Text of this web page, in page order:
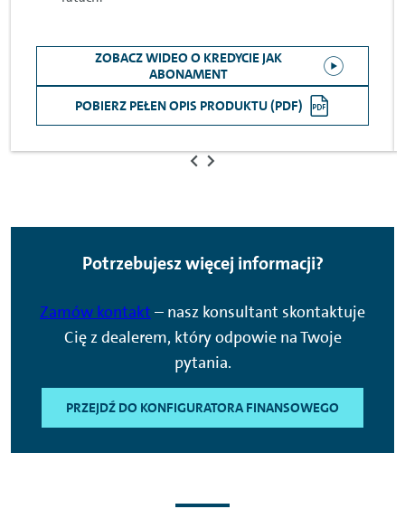
ZOBACZ WIDEO O KREDYCIE JAK
ABONAMENT
POBIERZ PEŁEN OPIS PRODUKTU (PDF)
Potrzebujesz więcej informacji?
Zamów kontakt – nasz konsultant skontaktuje
Cię z dealerem, który odpowie na Twoje
pytania.
PRZEJDŹ DO KONFIGURATORA FINANSOWEGO